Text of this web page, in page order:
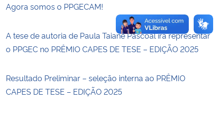
Agora somos o PPGECAM!
A tese de autoria de Paula Taiane Pascoal irá representar
o PPGEC no PRÊMIO CAPES DE TESE – EDIÇÃO 2025
Resultado Preliminar – seleção interna ao PRÊMIO
CAPES DE TESE – EDIÇÃO 2025